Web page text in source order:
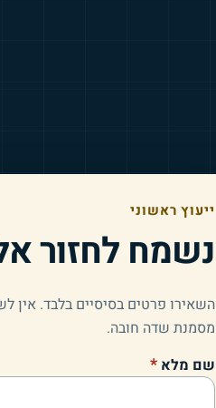
ייעוץ ראשוני
נשמח לחזור
השאירו פרטים בסיסיים בלבד. אין
מסמנת שדה חובה.
שם מלא*(שדה חובה)